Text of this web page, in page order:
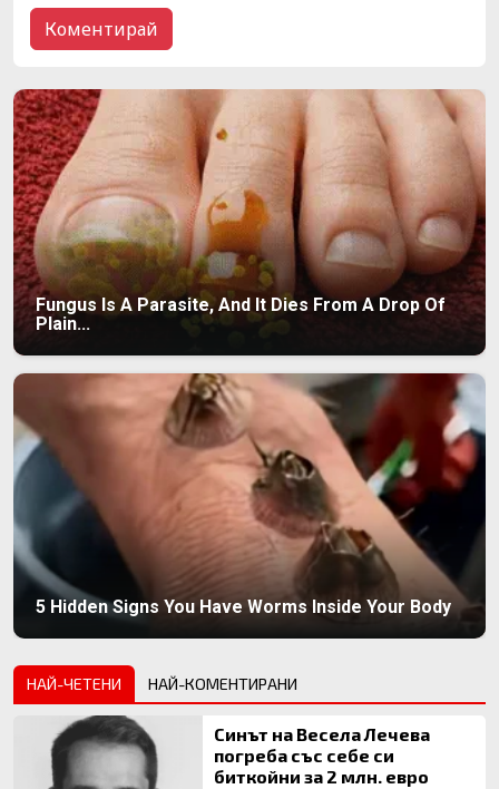
Fungus Is A Parasite, And It Dies From A Drop Of
Plain...
5 Hidden Signs You Have Worms Inside Your Body
НАЙ-ЧЕТЕНИ НАЙ-КОМЕНТИРАНИ
Синът на Весела Лечева
погреба със себе си
биткойни за 2 млн. евро